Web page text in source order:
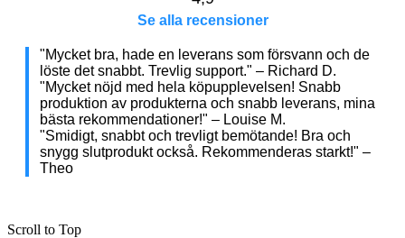
Se alla recensioner
"Mycket bra, hade en leverans som försvann och de
löste det snabbt. Trevlig support." – Richard D.
"Mycket nöjd med hela köpupplevelsen! Snabb
produktion av produkterna och snabb leverans, mina
bästa rekommendationer!" – Louise M.
"Smidigt, snabbt och trevligt bemötande! Bra och
snygg slutprodukt också. Rekommenderas starkt!" –
Theo
Scroll to Top